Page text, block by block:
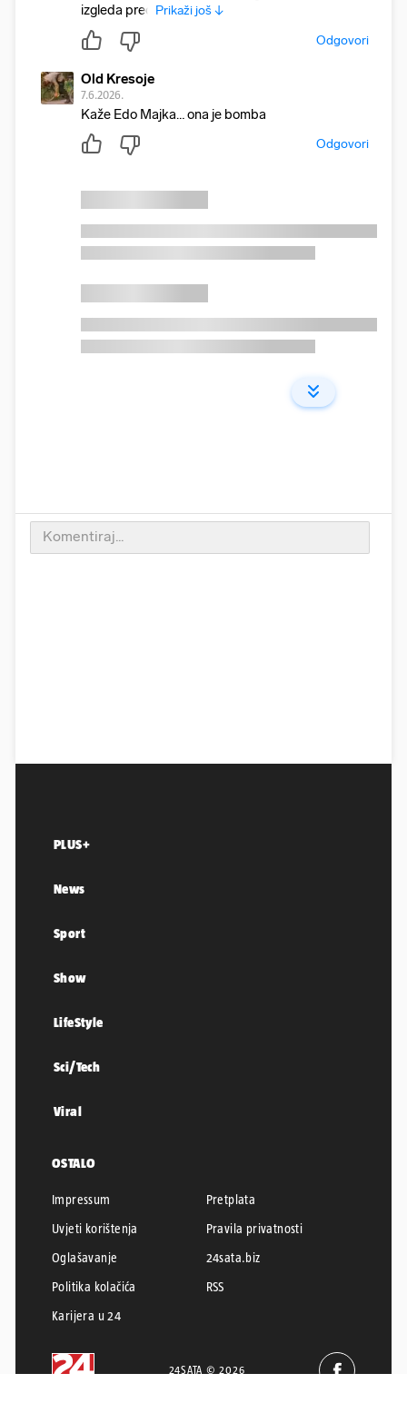
izgleda preo Prikaži još ↓
Odgovori
Old Kresoje
7.6.2026.
Kaže Edo Majka… ona je bomba
Odgovori
PLUS+
News
Sport
Show
LifeStyle
Sci/Tech
Viral
OSTALO
Impressum
Pretplata
Uvjeti korištenja
Pravila privatnosti
Oglašavanje
24sata.biz
Politika kolačića
RSS
Karijera u 24
24SATA © 2026